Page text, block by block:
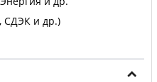
СДЭК и др.)